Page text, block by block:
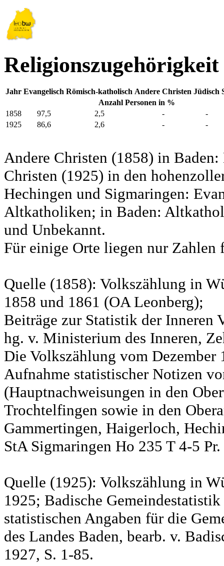
Jahr Evangelisch Römisch-katholisch Andere Christen Jüdisch
Anzahl Personen in %
1858
97,5 2,5 -
-
1925
86,6 2,6 - -
Andere Christen (1858) in
Christen (1925) in den
Hechingen und Sigmaringen:
Altkatholiken; in Baden:
und Unbekannt.
Für einige Orte liegen nur Zahlen
Quelle (1858): Volkszählung in
1858 und 1861 (OA Leonberg);
Beiträge zur Statistik der Inneren
hg. v. Ministerium des Inneren,
Die Volkszählung vom
Aufnahme statistischer Notizen
(Hauptnachweisungen in den
Trochtelfingen sowie in den
Gammertingen, Haigerloch,
StA Sigmaringen Ho 235 T 4-5
Quelle (1925): Volkszählung in
1925; Badische
statistischen Angaben für die
des Landes Baden, bearb. v.
1927, S. 1-85.